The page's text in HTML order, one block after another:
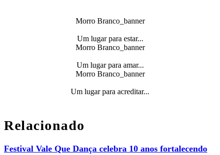
Morro Branco_banner
Um lugar para estar...
Morro Branco_banner
Um lugar para amar...
Morro Branco_banner
Um lugar para acreditar...
Relacionado
Festival Vale Que Dança celebra 10 anos fortalecendo